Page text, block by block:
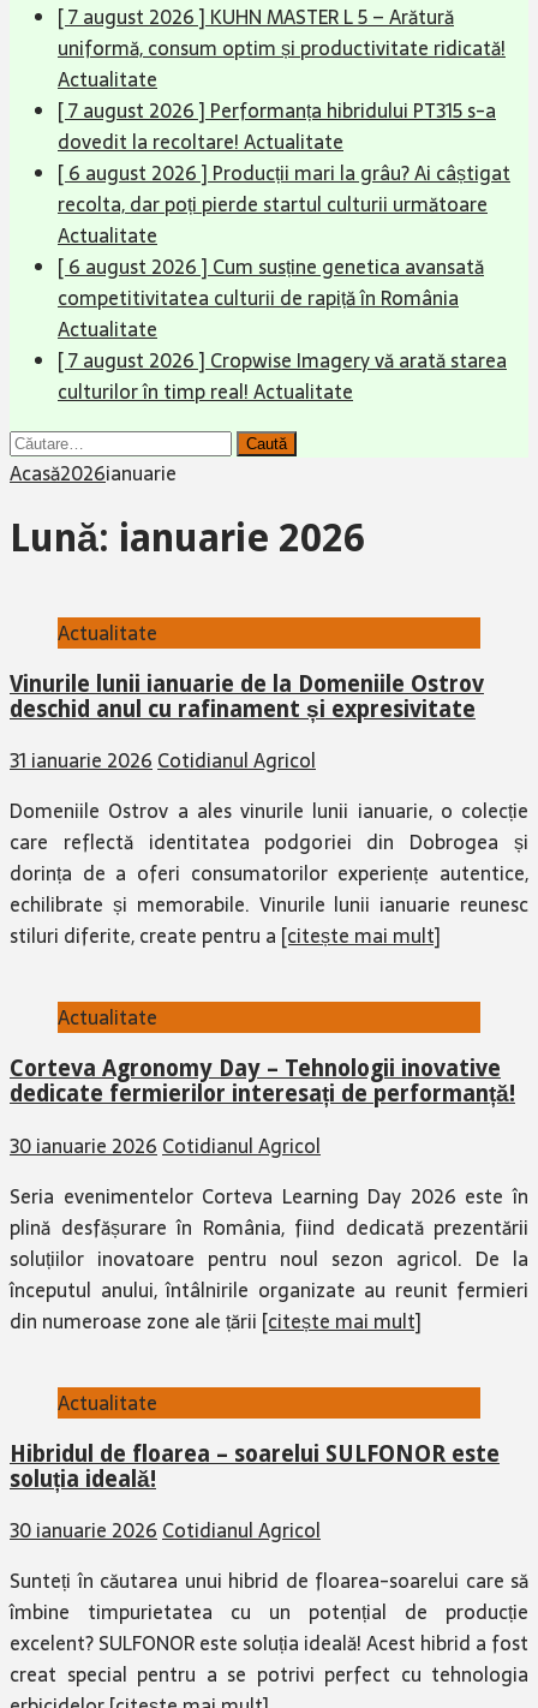
[ 7 august 2026 ] Performanța hibridului PT315 s-a
dovedit la recoltare!Actualitate
[ 6 august 2026 ]
recolta, dar poți pierde startul culturii următoare
Actualitate
[ 6 august 2026 ] Cum susține genetica avansată
competitivitatea culturii de rapiță în România
Actualitate
[ 7 august 2026 ] Cropwise Imagery vă arată starea
culturilor în timp real!Actualitate
[ 7 august 2026 ]
uniformă, consum optim și productivitate ridicată!
Actualitate
Caută
după:
Acasă2026ianuarie
Vinurile lunii ianuarie de la Domeniile Ostrov
deschid anul cu rafinament și expresivitate
31 ianuarie 2026Cotidianul Agricol
Domeniile Ostrov a ales vinurile lunii ianuarie, o colecție
care reflectă identitatea podgoriei din Dobrogea și
dorința de a oferi consumatorilor experiențe autentice,
echilibrate și memorabile. Vinurile lunii ianuarie reunesc
stiluri diferite, create pentru a[citește mai mult]
Corteva Agronomy Day – Tehnologii inovative
dedicate fermierilor interesați de performanță!
30 ianuarie 2026Cotidianul Agricol
Seria evenimentelor Corteva Learning Day 2026 este în
plină desfășurare în România, fiind dedicată prezentării
soluțiilor inovatoare pentru noul sezon agricol. De la
începutul anului, întâlnirile organizate au reunit fermieri
din numeroase zone ale țării[citește mai mult]
Hibridul de floarea – soarelui SULFONOR este
soluția ideală!
30 ianuarie 2026
Sunteți în căutarea unui hibrid de floarea-soarelui care să
îmbine timpurietatea cu un potențial de producție
excelent? SULFONOR este soluția ideală! Acest hibrid a fost
creat special pentru a se potrivi perfect cu tehnologia
erbicidelor[citește mai mult]